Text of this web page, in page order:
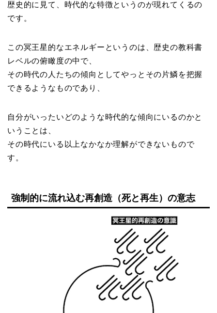
歴史的に見て、時代的な特徴というのが現れてくるの
です。
この冥王星的なエネルギーというのは、歴史の教科書
レベルの俯瞰度の中で、
その時代の人たちの傾向としてやっとその片鱗を把握
できるようなものであり、
自分がいったいどのような時代的な傾向にいるのかと
いうことは、
その時代にいる以上なかなか理解ができないもので
す。
強制的に流れ込む再創造（死と再生）の意志